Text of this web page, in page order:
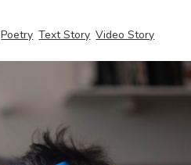
Poetry Text Story Video Story